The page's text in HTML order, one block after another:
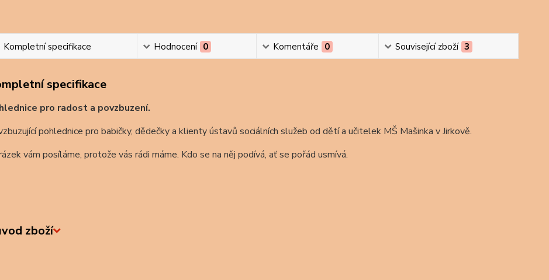
Kompletní specifikace Hodnocení 0 Komentáře 0 Související zboží 3
specifikace
pro radost a povzbuzení.
pohlednice pro babičky, dědečky a klienty ústavů sociálních služeb od dětí a učitelek MŠ Mašinka v Jirkově.
vám posíláme, protože vás rádi máme. Kdo se na něj podívá, ať se pořád usmívá.
zboží